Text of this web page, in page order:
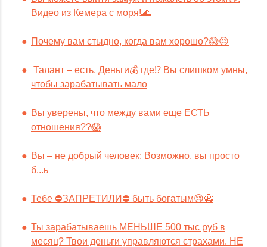
Видео из Кемера с моря!🌊
Почему вам стыдно, когда вам хорошо?😱😣
Талант – есть. Деньги💰 где⁉️ Вы слишком умны,
чтобы зарабатывать мало
Вы уверены, что между вами еще ЕСТЬ
отношения??😱
Вы – не добрый человек: Возможно, вы просто
б...ь
Тебе ⛔️ЗАПРЕТИЛИ⛔️ быть богатым😢😬
Ты зарабатываешь МЕНЬШЕ 500 тыс руб в
месяц? Твои деньги управляются страхами. НЕ